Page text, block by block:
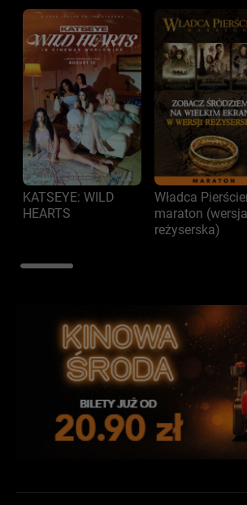
KATSEYE: WILD
HEARTS
Władca
maraton (wersja
reżyserska)